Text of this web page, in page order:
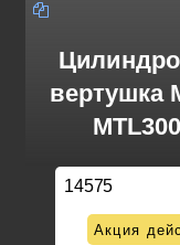
вертушка
14575
Акция